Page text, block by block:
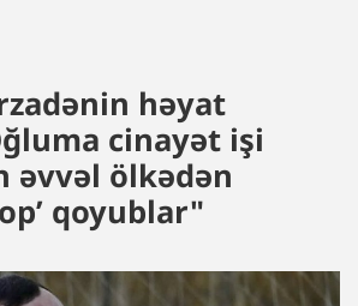
həyat
cinayət işi
əvvəl ölkədən
qoyublar"